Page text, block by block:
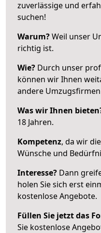
zuverlässige und
suchen!
Warum?Weil unser
richtig ist.
Wie? Durch unser
können wir Ihnen
andere
Was wir Ihnen
18 Jahren.
Kompetenz, da wir
Wünsche und
Interesse? Dann
holen Sie sich erst
kostenlose Angebote.
Füllen Sie jetzt das
Sie kostenlose